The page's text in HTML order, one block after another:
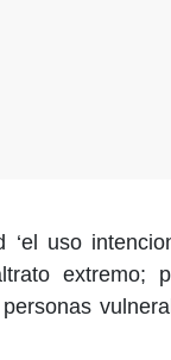
‘el uso